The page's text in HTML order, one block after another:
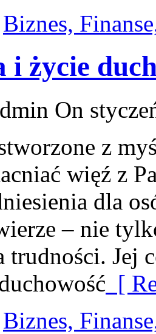
Biznes,
życie
On
z
więź z
dla
– nie
trudności. Jej
[
Biznes,